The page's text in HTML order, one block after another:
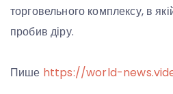
торговельного комплексу, в
пробив діру.
Пише https://world-